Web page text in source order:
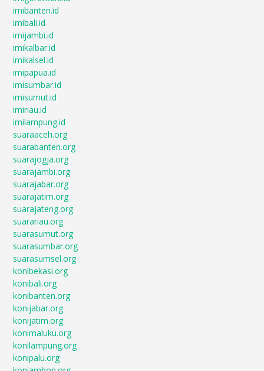
imibanten.id
imibali.id
imijambi.id
imikalbar.id
imikalsel.id
imipapua.id
imisumbar.id
imisumut.id
imiriau.id
imilampung.id
suaraaceh.org
suarabanten.org
suarajogja.org
suarajambi.org
suarajabar.org
suarajatim.org
suarajateng.org
suarariau.org
suarasumut.org
suarasumbar.org
suarasumsel.org
konibekasi.org
konibali.org
konibanten.org
konijabar.org
konijatim.org
konimaluku.org
konilampung.org
konipalu.org